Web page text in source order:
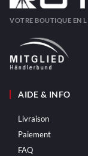
VOTRE BOUTIQUE EN
AIDE & INFO
Livraison
Paiement
FAQ